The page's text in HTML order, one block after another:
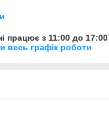
працює з 11:00 до 17:00
весь графік роботи